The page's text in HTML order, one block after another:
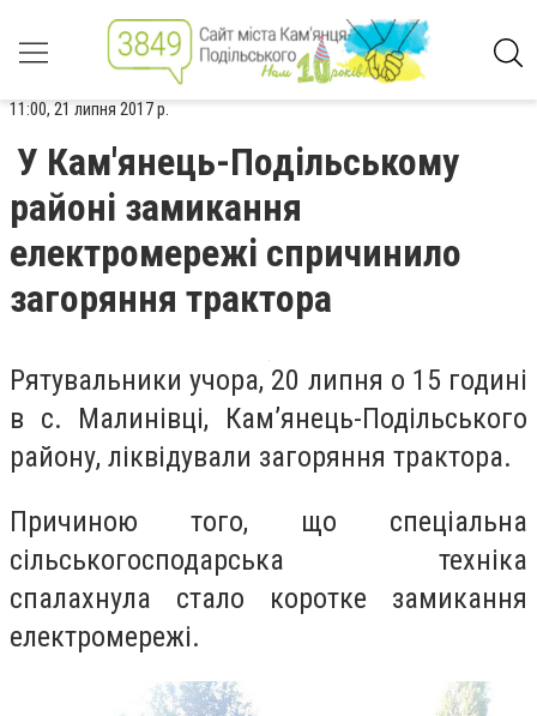
11:00, 21 липня 2017 р.
У Кам'янець-Подільському
районі замикання
електромережі спричинило
загоряння трактора
Рятувальники учора, 20 липня о 15 годині
в с. Малинівці, Кам’янець-Подільського
району, ліквідували загоряння трактора.
Причиною того, що спеціальна
сільськогосподарська техніка
спалахнула стало коротке замикання
електромережі.